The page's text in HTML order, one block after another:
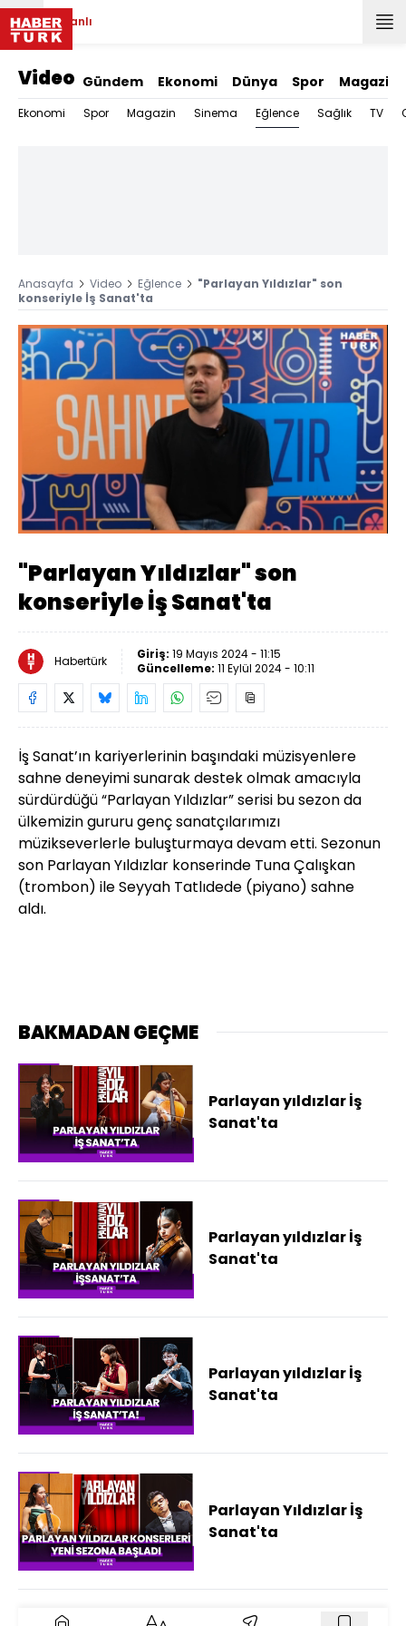
Canlı
Video Gündem Ekonomi Dünya Spor Magazin
Ekonomi Spor Magazin Sinema Eğlence Sağlık TV
Anasayfa Video Eğlence
"Parlayan Yıldızlar" son
konseriyle İş Sanat'ta
Sesi
Aç
Yüklendi:
43.96%
Oynatma
Hızı
"Parlayan Yıldızlar" son
konseriyle İş Sanat'ta
Habertürk Giriş: 19 Mayıs 2024 - 11:15
Güncelleme: 11 Eylül 2024 - 10:11
İş Sanat’ın kariyerlerinin başındaki müzisyenlere
sahne deneyimi sunarak destek olmak amacıyla
sürdürdüğü “Parlayan Yıldızlar” serisi bu sezon da
ülkemizin gururu genç sanatçılarımızı
müzikseverlerle buluşturmaya devam etti. Sezonun
son Parlayan Yıldızlar konserinde Tuna Çalışkan
(trombon) ile Seyyah Tatlıdede (piyano) sahne
aldı.
BAKMADAN GEÇME
Parlayan yıldızlar İş
Sanat'ta
Parlayan yıldızlar İş
Sanat'ta
Parlayan yıldızlar İş
Sanat'ta
Parlayan Yıldızlar İş
Sanat'ta